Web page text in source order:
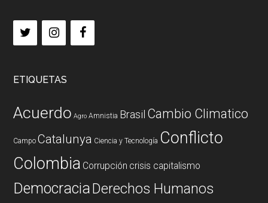
ETIQUETAS
Acuerdo Agro Amnistia Brasil Cambio Climatico
Campo Catalunya Ciencia y Tecnología Conflicto
Colombia Corrupción crisis capitalismo
DemocraciaDerechos Humanos